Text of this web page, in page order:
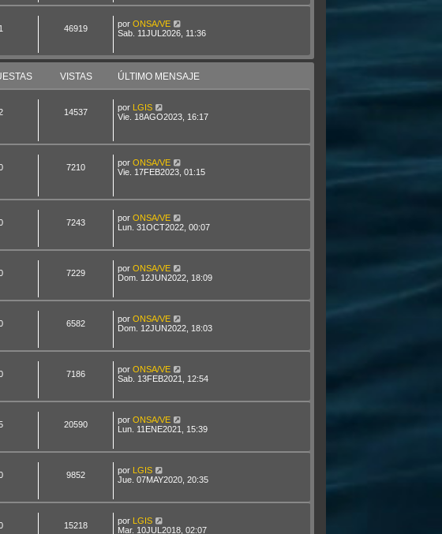
1 46919 por ONSA/VE
Sab. 11JUL2026, 11:36
VISTAS ÚLTIMO MENSAJE
14537 por LGIS
Vie. 18AGO2023, 16:17
7210 por ONSA/VE
Vie. 17FEB2023, 01:15
7243 por ONSA/VE
Lun. 31OCT2022, 00:07
7229 por ONSA/VE
Dom. 12JUN2022, 18:09
6582 por ONSA/VE
Dom. 12JUN2022, 18:03
7186 por ONSA/VE
Sab. 13FEB2021, 12:54
20590 por ONSA/VE
Lun. 11ENE2021, 15:39
9852 por LGIS
Jue. 07MAY2020, 20:35
15218 por LGIS
Mar. 10JUL2018, 02:07